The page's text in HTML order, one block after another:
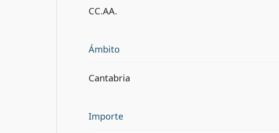
CC.AA.
Ámbito
Cantabria
Importe